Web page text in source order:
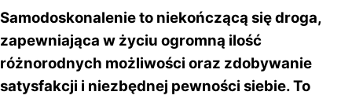
Samodoskonalenie to niekończącą się droga,
zapewniająca w życiu ogromną ilość
różnorodnych możliwości oraz zdobywanie
satysfakcji i niezbędnej pewności siebie. To